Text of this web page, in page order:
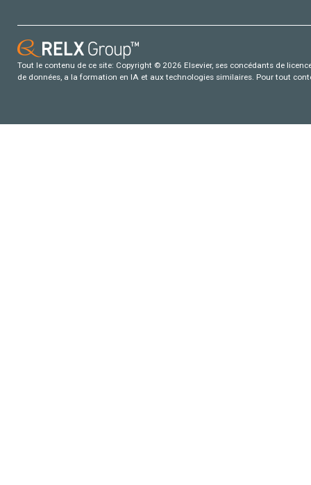
Tout le contenu de ce site: Copyright © 2026 Elsevier, ses concédants de
de données, a la formation en IA et aux technologies similaires. Pour tout